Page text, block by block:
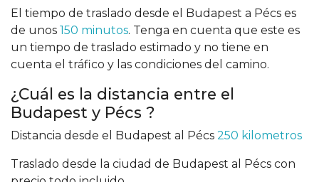
El tiempo de traslado desde el Budapest a Pécs es
de unos 150 minutos. Tenga en cuenta que este es
un tiempo de traslado estimado y no tiene en
cuenta el tráfico y las condiciones del camino.
¿Cuál es la distancia entre el
Budapest y Pécs ?
Distancia desde el Budapest al Pécs 250 kilometros
Traslado desde la ciudad de Budapest al Pécs con